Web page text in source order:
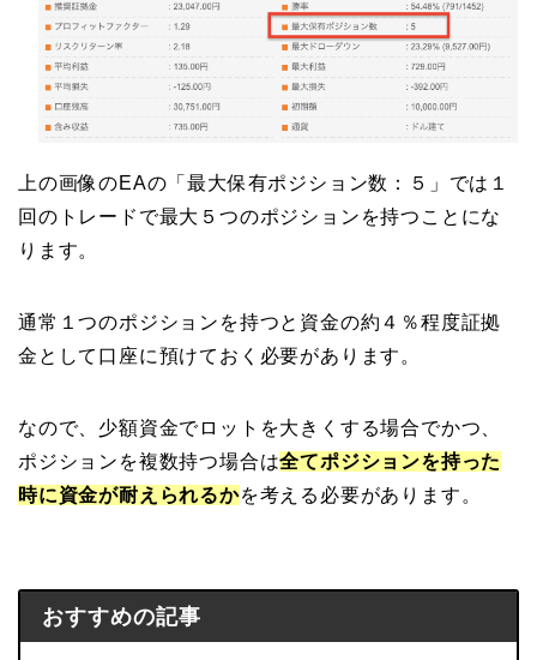
上の画像のEAの「最大保有ポジション数：５」では１
回のトレードで最大５つのポジションを持つことにな
ります。
通常１つのポジションを持つと資金の約４％程度証拠
金として口座に預けておく必要があります。
なので、少額資金でロットを大きくする場合でかつ、
ポジションを複数持つ場合は全てポジションを持った
時に資金が耐えられるかを考える必要があります。
おすすめの記事